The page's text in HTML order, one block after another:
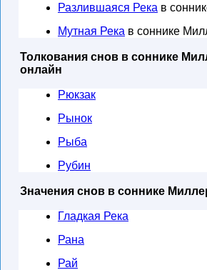
Разлившаяся Река в
Мутная Река в соннике
Толкования снов в соннике
онлайн
Рюкзак
Рынок
Рыба
Рубин
Значения снов в соннике
Гладкая Река
Рана
Рай